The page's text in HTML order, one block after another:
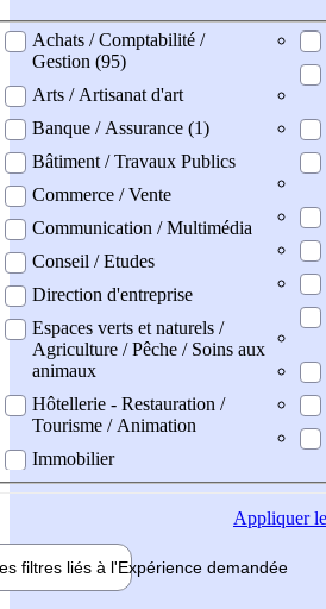
professionel
Achats / Comptabilité /
Gestion (95)
Arts / Artisanat d'art
Banque / Assurance (1)
Bâtiment / Travaux Publics
Commerce / Vente
Communication / Multimédia
Conseil / Etudes
Direction d'entreprise
Espaces verts et naturels /
Agriculture / Pêche / Soins aux
animaux
Hôtellerie - Restauration /
Tourisme / Animation
Immobilier
Appliquer
filtres liés à l'Expérience demandée